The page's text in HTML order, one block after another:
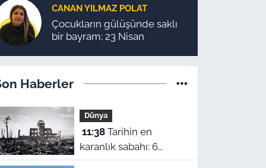
CANAN YILMAZ POLAT
Çocukların gülüşünde saklı
bir bayram; 23 Nisan
Haberler
Dünya
11:38Tarihin en
karanlık sabahı: 6
Ağustos 1945’te "Little